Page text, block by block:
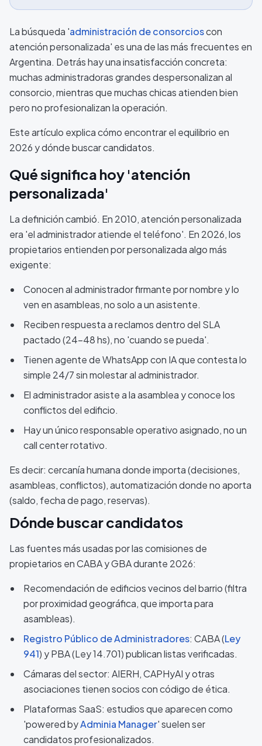
La búsqueda 'administración de consorcioscon
atención personalizada' es una de las más frecuentes en
Argentina. Detrás hay una insatisfacción concreta:
muchas administradoras grandes despersonalizan al
consorcio, mientras que muchas chicas atienden bien
pero no profesionalizan la operación.
Este artículo explica cómo encontrar el equilibrio en
2026 y dónde buscar candidatos.
Qué significa hoy 'atención
personalizada'
La definición cambió. En 2010, atención personalizada
era 'el administrador atiende el teléfono'. En 2026, los
propietarios entienden por personalizada algo más
exigente:
Conocen al administrador firmante por nombre y lo
ven en asambleas, no solo a un asistente.
Reciben respuesta a reclamos dentro del SLA
pactado (24-48 hs), no 'cuando se pueda'.
Tienen agente de WhatsApp con IA que contesta lo
simple 24/7 sin molestar al administrador.
El administrador asiste a la asamblea y conoce los
conflictos del edificio.
Hay un único responsable operativo asignado, no un
call center rotativo.
Es decir: cercanía humana donde importa (decisiones,
asambleas, conflictos), automatización donde no aporta
(saldo, fecha de pago, reservas).
Dónde buscar candidatos
Las fuentes más usadas por las comisiones de
propietarios en CABA y GBA durante 2026:
Recomendación de edificios vecinos del barrio (filtra
por proximidad geográfica, que importa para
asambleas).
Registro Público de Administradores: CABA (Ley
941) y PBA (Ley 14.701) publican listas verificadas.
Cámaras del sector: AIERH, CAPHyAI y otras
asociaciones tienen socios con código de ética.
Plataformas SaaS: estudios que aparecen como
'powered byAdminia Manager' suelen ser
candidatos profesionalizados.